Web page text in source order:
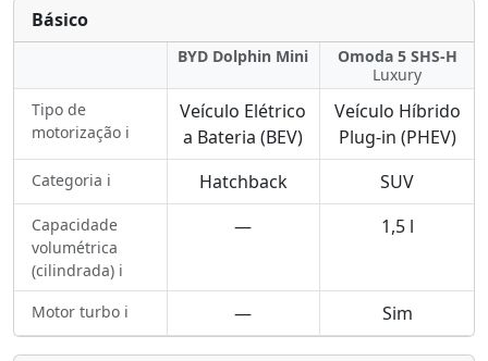
Básico
BYD Dolphin Mini
Omoda 5 SHS-H
Luxury
Tipo de
motorização ℹ️
Veículo Elétrico
a Bateria (BEV)
Veículo Híbrido
Plug-in (PHEV)
Categoria ℹ️ Hatchback SUV
Capacidade
volumétrica
(cilindrada) ℹ️
— 1,5 l
Motor turbo ℹ️ — Sim